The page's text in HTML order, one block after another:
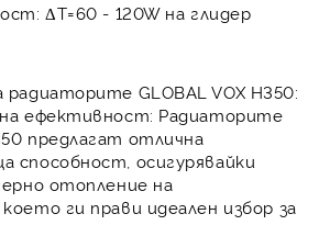
ΔT=60 - 120W на глидер
GLOBAL VOX H350:
ефективност: Радиаторите
предлагат отлична
способност, осигурявайки
отопление на
ги прави идеален избор за